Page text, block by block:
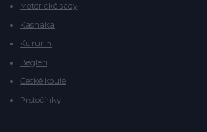
Motorické sady
Kashaka
Kururin
Begleri
České koule
Prstočínky